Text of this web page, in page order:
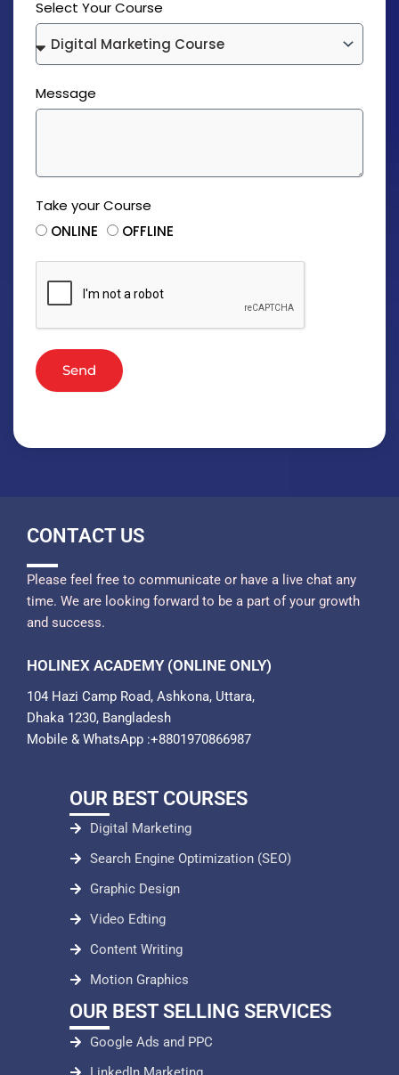
Select Your Course
Message
Take your Course
ONLINE
OFFLINE
Send
CONTACT US
Please feel free to communicate or have a live chat any
time. We are looking forward to be a part of your growth
and success.
HOLINEX ACADEMY (ONLINE ONLY)
104 Hazi Camp Road, Ashkona, Uttara,
Dhaka 1230, Bangladesh
Mobile & WhatsApp :+8801970866987
OUR BEST COURSES
Digital Marketing
Search Engine Optimization (SEO)
Graphic Design
Video Edting
Content Writing
Motion Graphics
OUR BEST SELLING SERVICES
Google Ads and PPC